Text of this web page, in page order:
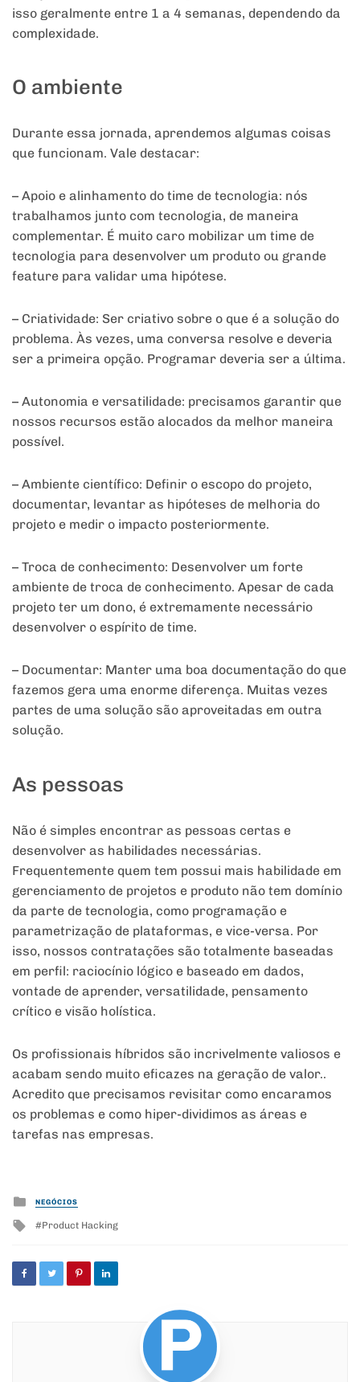
isso geralmente entre 1 a 4 semanas, dependendo da
complexidade.
O ambiente
Durante essa jornada, aprendemos algumas coisas
que funcionam. Vale destacar:
– Apoio e alinhamento do time de tecnologia: nós
trabalhamos junto com tecnologia, de maneira
complementar. É muito caro mobilizar um time de
tecnologia para desenvolver um produto ou grande
feature para validar uma hipótese.
– Criatividade: Ser criativo sobre o que é a solução do
problema. Às vezes, uma conversa resolve e deveria
ser a primeira opção. Programar deveria ser a última.
– Autonomia e versatilidade: precisamos garantir que
nossos recursos estão alocados da melhor maneira
possível.
– Ambiente científico: Definir o escopo do projeto,
documentar, levantar as hipóteses de melhoria do
projeto e medir o impacto posteriormente.
– Troca de conhecimento: Desenvolver um forte
ambiente de troca de conhecimento. Apesar de cada
projeto ter um dono, é extremamente necessário
desenvolver o espírito de time.
– Documentar: Manter uma boa documentação do que
fazemos gera uma enorme diferença. Muitas vezes
partes de uma solução são aproveitadas em outra
solução.
As pessoas
Não é simples encontrar as pessoas certas e
desenvolver as habilidades necessárias.
Frequentemente quem tem possui mais habilidade em
gerenciamento de projetos e produto não tem domínio
da parte de tecnologia, como programação e
parametrização de plataformas, e vice-versa. Por
isso, nossos contratações são totalmente baseadas
em perfil: raciocínio lógico e baseado em dados,
vontade de aprender, versatilidade, pensamento
crítico e visão holística.
Os profissionais híbridos são incrivelmente valiosos e
acabam sendo muito eficazes na geração de valor..
Acredito que precisamos revisitar como encaramos
os problemas e como hiper-dividimos as áreas e
tarefas nas empresas.
Posted
in
NEGÓCIOS
Tagged
Product Hacking